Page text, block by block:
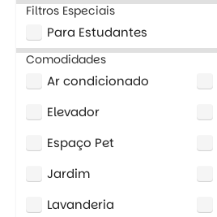
Filtros Especiais
Para Estudantes
Comodidades
Ar condicionado
Elevador
Espaço Pet
Jardim
Lavanderia